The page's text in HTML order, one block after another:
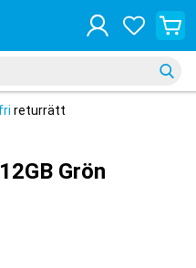
fri returrätt
Grön